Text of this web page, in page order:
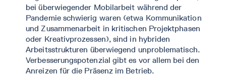
bei überwiegender Mobilarbeit während der
Pandemie schwierig waren (etwa Kommunikation
und Zusammenarbeit in kritischen Projektphasen
oder Kreativprozessen), sind in hybriden
Arbeitsstrukturen überwiegend unproblematisch.
Verbesserungspotenzial gibt es vor allem bei den
Anreizen für die Präsenz im Betrieb.